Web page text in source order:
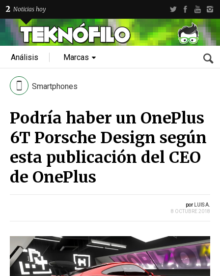
2 Noticias hoy
Análisis Marcas
Smartphones
Podría haber un OnePlus
6T Porsche Design según
esta publicación del CEO
de OnePlus
por LUIS A.
8 OCTUBRE 2018